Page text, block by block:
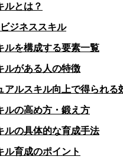
ルとは？
ジネススキル
ルを構成する要素一覧
ルがある人の特徴
アルスキル向上で得られる
ルの高め方・鍛え方
ルの具体的な育成手法
ル育成のポイント